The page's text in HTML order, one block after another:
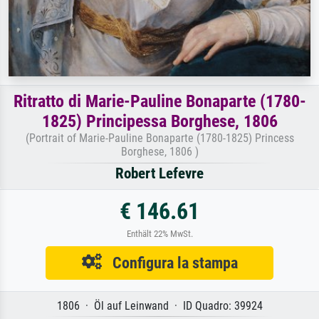
Ritratto di Marie-Pauline Bonaparte (1780-
1825) Principessa Borghese, 1806
(Portrait of Marie-Pauline Bonaparte (1780-1825) Princess
Borghese, 1806 )
Robert Lefevre
€ 146.61
Enthält 22% MwSt.
Configura la stampa
1806 · Öl auf Leinwand · ID Quadro: 39924